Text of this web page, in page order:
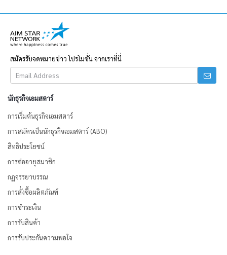
สมัครรับจดหมายข่าว โปรโมชั่น จากเราที่นี่
นักธุรกิจเอมสตาร์
การเริ่มต้นธุรกิจเอมสตาร์
การสมัครเป็นนักธุรกิจเอมสตาร์ (ABO)
สิทธิประโยชน์
การต่ออายุสมาชิก
กฏจรรยาบรรณ
การสั่งซื้อผลิตภัณฑ์
การชำระเงิน
การรับสินค้า
การรับประกันความพอใจ